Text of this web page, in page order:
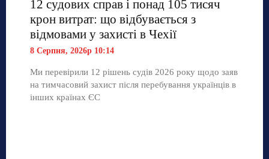
12 судових справ і понад 105 тисяч
крон витрат: що відбувається з
відмовами у захисті в Чехії
8 Серпня, 2026р 10:14
Ми перевірили 12 рішень судів 2026 року щодо заяв
на тимчасовий захист після перебування українців в
інших країнах ЄС